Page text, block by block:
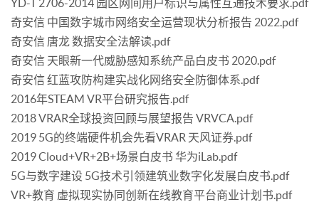
YD-T 2706-2014 园区网间用户标识与属性互通技术要求.pdf
奇安信 中国数字城市网络安全运营现状分析报告 2022.pdf
奇安信 唐龙 数据安全法解读.pdf
奇安信 天眼新一代威胁感知系统产品白皮书 2020.pdf
奇安信 红蓝攻防构建实战化网络安全防御体系.pdf
2016年STEAM VR平台研究报告.pdf
2018 VRAR全球投资回顾与展望报告 VRVCA.pdf
2019 5G的终端硬件机会先看VRAR 天风证券.pdf
2019 Cloud+VR+2B+场景白皮书 华为iLab.pdf
5G与数字建设 5G技术引领建筑业数字化发展白皮书.pdf
VR+教育 虚拟现实协同创新在线教育平台商业计划书.pdf